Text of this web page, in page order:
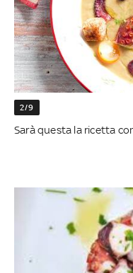
2/9
Sarà questa la ricetta